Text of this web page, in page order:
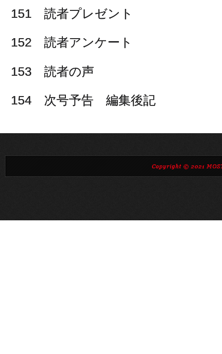
151 読者プレゼント
152 読者アンケート
153 読者の声
154 次号予告 編集後記